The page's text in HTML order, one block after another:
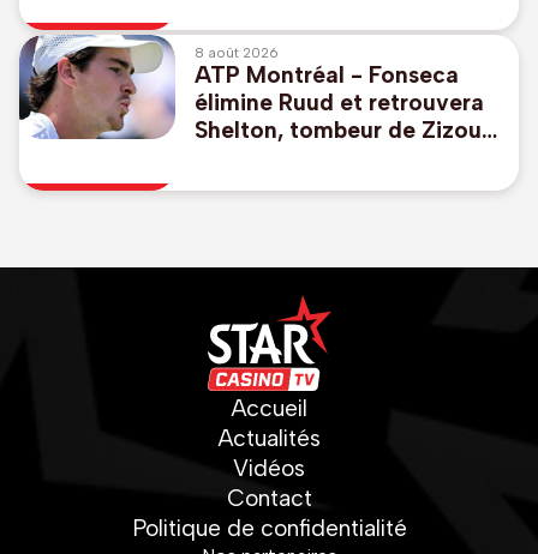
un record personnel
8 août 2026
ATP Montréal - Fonseca
élimine Ruud et retrouvera
Shelton, tombeur de Zizou
Accueil
Actualités
Vidéos
Contact
Politique de confidentialité